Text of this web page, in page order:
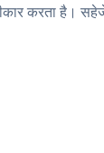
करता है।